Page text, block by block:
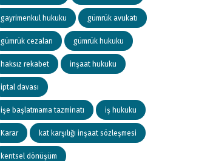
gayrimenkul hukuku gümrük avukatı
gümrük cezaları gümrük hukuku
haksız rekabet inşaat hukuku
iptal davası
işe başlatmama tazminatı iş hukuku
Karar kat karşılığı inşaat sözleşmesi
kentsel dönüşüm